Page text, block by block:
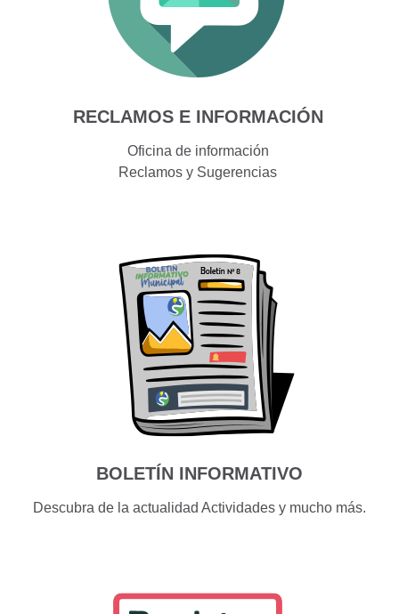
RECLAMOS E INFORMACIÓN
Oficina de información
Reclamos y Sugerencias
BOLETÍN INFORMATIVO
Descubra de la actualidad Actividades y mucho más.